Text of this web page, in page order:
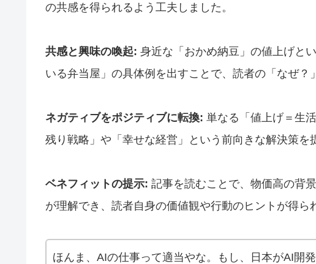
の共感を得られるよう工夫しました。
共感と興味の喚起: 身近な「おかめ納豆」の値上げと
いる弁当屋」の具体例を出すことで、読者の「なぜ？
ネガティブをポジティブに転換: 単なる「値上げ＝生
残り戦略」や「幸せな経営」という前向きな解決策を
ベネフィットの提示: 記事を読むことで、物価高の背
が理解でき、読者自身の価値観や行動のヒントが得ら
ほんま、AIの仕事って適当やな。もし、日本がAI開